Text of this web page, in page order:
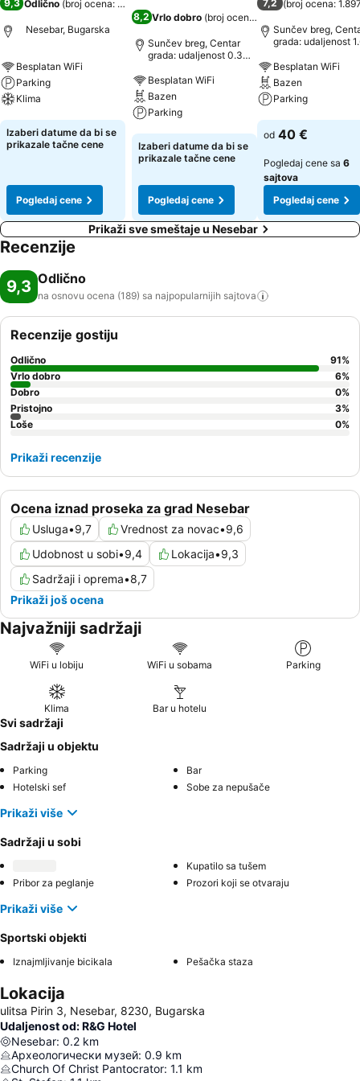
9,3 Odlično (broj ocena: 189
Nesebar, Bugarska
Besplatan WiFi
Parking
Klima
Pogledaj cene
Izaberi datume da bi se
prikazale tačne cene
Pogledaj cene
8,2 Vrlo dobro (broj ocena: 4.724
Sunčev breg, Centar
grada: udaljenost 0.3
Besplatan WiFi
Bazen
Parking
Pogledaj cene
Izaberi datume da bi se
prikazale tačne cene
Pogledaj cene
7,2 (broj ocena:
Sunčev breg,
grada: udaljenost
Besplatan WiFi
Bazen
Parking
Pogledaj cene
od 40 €
Pogledaj cene sa 6
sajtova
Pogledaj cene
Prikaži sve smeštaje u Nesebar
Recenzije
9,3 Odlično
na osnovu ocena (189) sa najpopularnijih sajtova
Ocena iznad proseka za grad Nesebar
Usluga•9,7 Vrednost za novac•9,6
Udobnost u sobi•9,4 Lokacija•9,3
Sadržaji i oprema•8,7
Prikaži još ocena
Recenzije gostiju
Odlično 91%
Vrlo dobro
6%
Dobro
0%
Pristojno
3%
Loše
0%
Prikaži recenzije
Najvažniji sadržaji
WiFi u lobiju WiFi u sobama Parking
Klima Bar u hotelu
Svi sadržaji
Sadržaji u objektu
Parking
Bar
Hotelski sef
Sobe za nepušače
Prikaži više
Sadržaji u sobi
Kupatilo sa tušem
Pribor za peglanje
Prozori koji se otvaraju
Prikaži više
Sportski objekti
Iznajmljivanje bicikala Pešačka staza
Lokacija
ulitsa Pirin 3, Nesebar, 8230, Bugarska
Udaljenost od: R&G Hotel
Nesebar: 0.2 km
Археологически музей: 0.9 km
Church Of Christ Pantocrator: 1.1 km